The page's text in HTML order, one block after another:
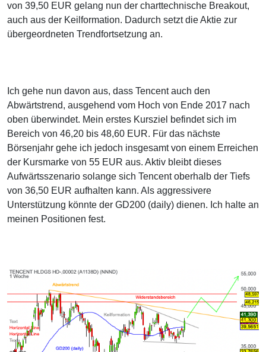
von 39,50 EUR gelang nun der charttechnische Breakout,
auch aus der Keilformation. Dadurch setzt die Aktie zur
übergeordneten Trendfortsetzung an.
Ich gehe nun davon aus, dass Tencent auch den
Abwärtstrend, ausgehend vom Hoch von Ende 2017 nach
oben überwindet. Mein erstes Kursziel befindet sich im
Bereich von 46,20 bis 48,60 EUR. Für das nächste
Börsenjahr gehe ich jedoch insgesamt von einem Erreichen
der Kursmarke von 55 EUR aus. Aktiv bleibt dieses
Aufwärtsszenario solange sich Tencent oberhalb der Tiefs
von 36,50 EUR aufhalten kann. Als aggressivere
Unterstützung könnte der GD200 (daily) dienen. Ich halte an
meinen Positionen fest.